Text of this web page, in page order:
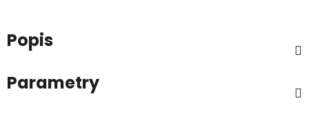
Popis
Parametry